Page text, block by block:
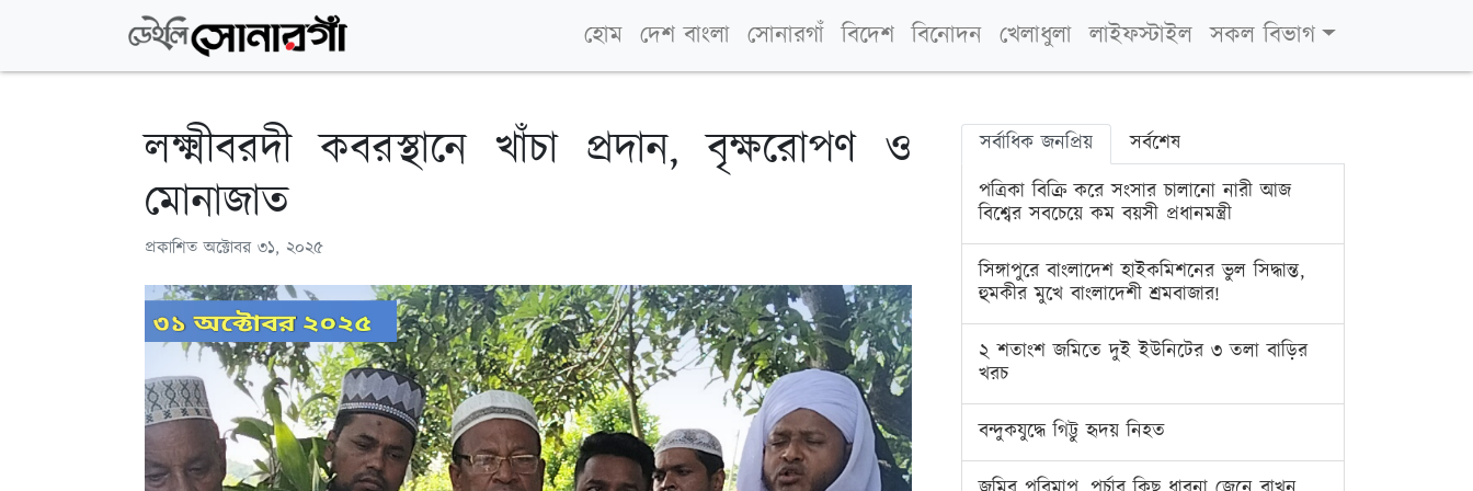
হোম দেশ বাংলা সোনারগাঁ বিদেশ বিনোদন খেলাধুলা লাইফস্টাইল সকল বিভাগ
লক্ষ্মীবরদী কবরস্থানে খাঁচা প্রদান, বৃক্ষরোপণ ও
মোনাজাত
প্রকাশিতঅক্টোবর ৩১, ২০২৫
সর্বাধিক জনপ্রিয়
সর্বশেষ
পত্রিকা বিক্রি করে সংসার চালানো নারী আজ
বিশ্বের সবচেয়ে কম বয়সী প্রধানমন্ত্রী
সিঙ্গাপুরে বাংলাদেশ হাইকমিশনের ভুল সিদ্ধান্ত,
হুমকীর মুখে বাংলাদেশী শ্রমবাজার!
২ শতাংশ জমিতে দুই ইউনিটের ৩ তলা বাড়ির
খরচ
বন্দুকযুদ্ধে গিট্টু হৃদয় নিহত